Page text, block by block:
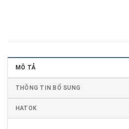
MÔ TẢ
THÔNG TIN BỔ SUNG
HATOK